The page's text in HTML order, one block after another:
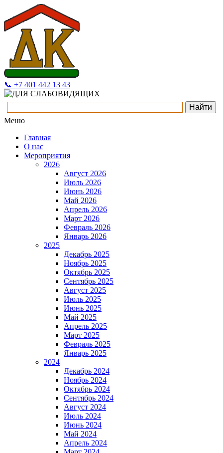
📞 +7 401 442 13 43
Меню
Главная
О нас
Мероприятия
2026
Август 2026
Июль 2026
Июнь 2026
Май 2026
Апрель 2026
Март 2026
Февраль 2026
Январь 2026
2025
Декабрь 2025
Ноябрь 2025
Октябрь 2025
Сентябрь 2025
Август 2025
Июль 2025
Июнь 2025
Май 2025
Апрель 2025
Март 2025
Февраль 2025
Январь 2025
2024
Декабрь 2024
Ноябрь 2024
Октябрь 2024
Сентябрь 2024
Август 2024
Июль 2024
Июнь 2024
Май 2024
Апрель 2024